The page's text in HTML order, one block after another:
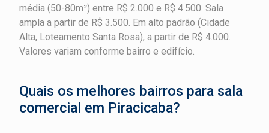
média (50-80m²) entre R$ 2.000 e R$ 4.500. Sala
ampla a partir de R$ 3.500. Em alto padrão (Cidade
Alta, Loteamento Santa Rosa), a partir de R$ 4.000.
Valores variam conforme bairro e edifício.
Quais os melhores bairros para sala
comercial em Piracicaba?